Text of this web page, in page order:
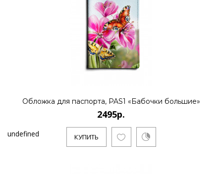
Обложка для паспорта, PAS1 «Бабочки большие»
2495р.
КУПИТЬ
undefined